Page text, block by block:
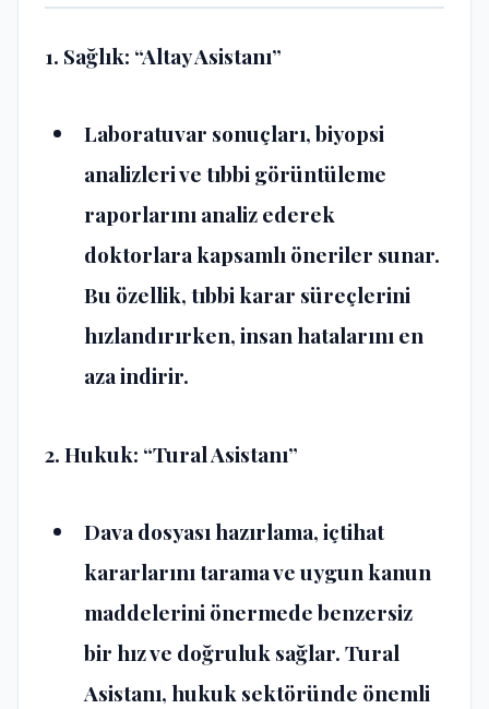
1. Sağlık: “Altay Asistanı”
Laboratuvar sonuçları, biyopsi
analizleri ve tıbbi görüntüleme
raporlarını analiz ederek
doktorlara kapsamlı öneriler sunar.
Bu özellik, tıbbi karar süreçlerini
hızlandırırken, insan hatalarını en
aza indirir​.
2. Hukuk: “Tural Asistanı”
Dava dosyası hazırlama, içtihat
kararlarını tarama ve uygun kanun
maddelerini önermede benzersiz
bir hız ve doğruluk sağlar. Tural
Asistanı, hukuk sektöründe önemli